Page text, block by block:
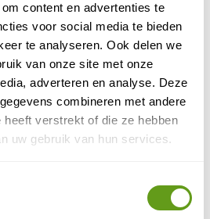
content en advertenties te
voor social media te bieden
te analyseren. Ook delen we
van onze site met onze
adverteren en analyse. Deze
combineren met andere
heeft verstrekt of die ze hebben
uw gebruik van hun services.
De steile rotswanden zijn
mossen en talrijke
erover heen. Dit geeft een
en de Schlucht deed ons sterk
meren in Kroatië.